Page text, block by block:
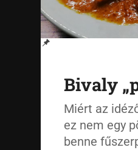
Bivaly
Miért az
ez nem egy
benne